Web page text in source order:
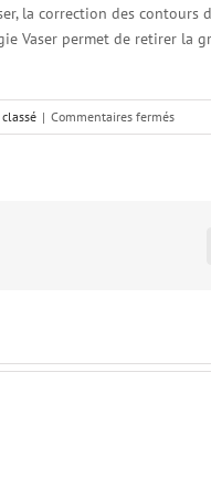
la correction des
Vaser permet de retirer la
| Commentaires ferméssur
Les